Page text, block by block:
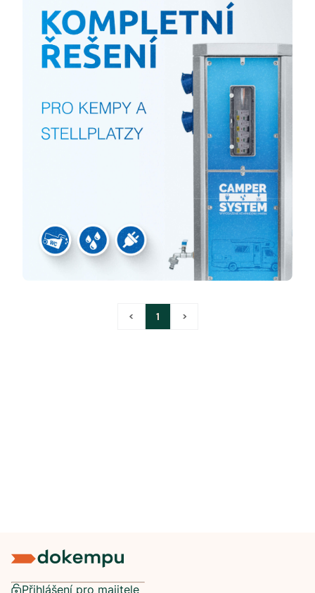
< 1 >
Přihlášení pro majitele